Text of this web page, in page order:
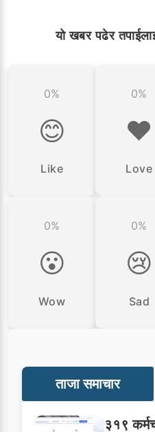
यो खबर पढेर
0%
😊
Like
0%
❤️
Love
0%
😮
Wow
0%
😢
Sad
ताजा समाचार
३१९